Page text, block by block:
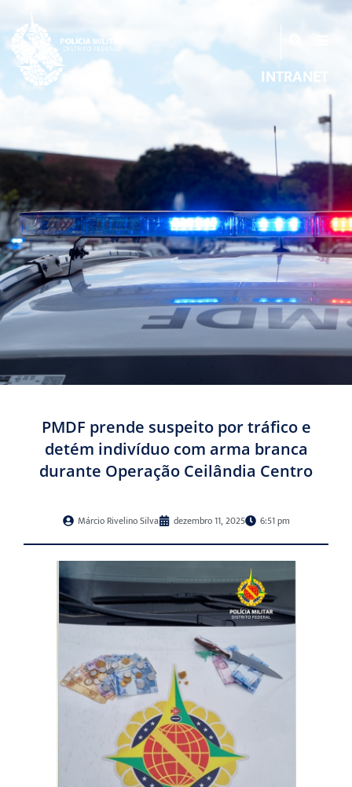
INTRANET
PMDF prende suspeito por tráfico e
detém indivíduo com arma branca
durante Operação Ceilândia Centro
Márcio Rivelino Silva dezembro 11, 2025 6:51 pm